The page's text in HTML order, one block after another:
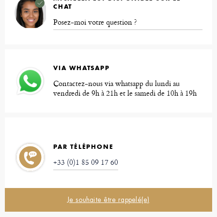
CHAT
Posez-moi votre question ?
VIA WHATSAPP
Contactez-nous via whatsapp du lundi au
vendredi de 9h à 21h et le samedi de 10h à 19h
PAR TÉLÉPHONE
+33 (0)1 85 09 17 60
Je souhaite être rappelé(e)